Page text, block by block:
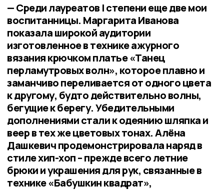
— Среди лауреатов I степени еще две мои
воспитанницы. Маргарита Иванова
показала широкой аудитории
изготовленное в технике ажурного
вязания крючком платье «Танец
перламутровых волн», которое плавно и
заманчиво переливается от одного цвета
к другому, будто действительно волны,
бегущие к берегу. Убедительными
дополнениями стали к одеянию шляпка и
веер в тех же цветовых тонах. Алёна
Дашкевич продемонстрировала наряд в
стиле хип-хоп – прежде всего летние
брюки и украшения для рук, связанные в
технике «Бабушкин квадрат»,